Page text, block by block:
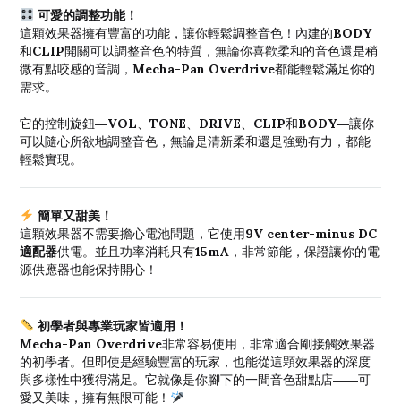
可愛的調整功能！
這顆效果器擁有豐富的功能，讓你輕鬆調整音色！內建的BODY
和CLIP開關可以調整音色的特質，無論你喜歡柔和的音色還是稍
微有點咬感的音調， Mecha-Pan Overdrive都能輕鬆滿足你的
需求。
它的控制旋鈕—VOL TONE DRIVE CLIP和BODY—讓你
可以隨心所欲地調整音色，無論是清新柔和還是強勁有力，都能
輕鬆實現。
簡單又甜美！
這顆效果器不需要擔心電池問題，它使用9V center-minus DC
適配器供電。並且功率消耗只有15mA ，非常節能，保證讓你的電
源供應器也能保持開心！
初學者與專業玩家皆適用！
Mecha-Pan Overdrive非常容易使用，非常適合剛接觸效果器
的初學者。但即使是經驗豐富的玩家，也能從這顆效果器的深度
與多樣性中獲得滿足。它就像是你腳下的一間音色甜點店——可
愛又美味，擁有無限可能！